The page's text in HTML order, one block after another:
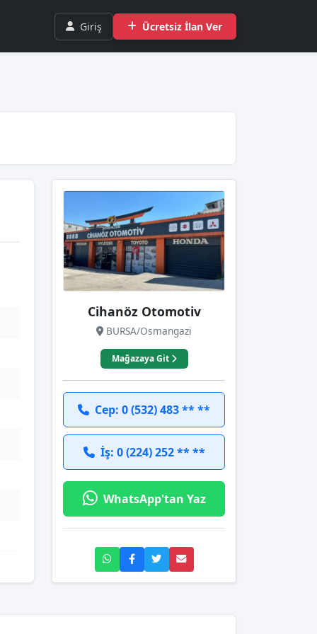
Giriş Ücretsiz İlan Ver
Cihanöz Otomotiv
BURSA/Osmangazi
Mağazaya Git
Cep: 0 (532) 483 ** **
İş: 0 (224) 252 ** **
WhatsApp'tan Yaz